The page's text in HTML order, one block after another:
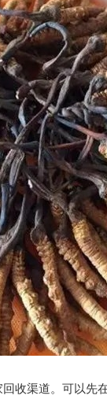
收渠道。可以先